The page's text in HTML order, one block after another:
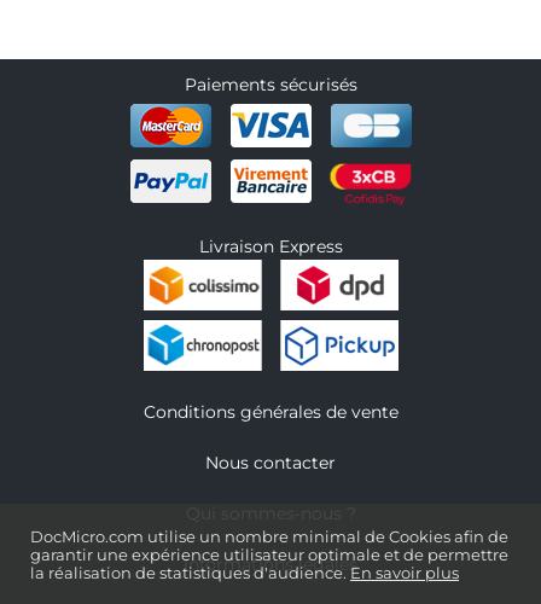
DocMicro.com utilise un nombre minimal de Cookies afin de
garantir une expérience utilisateur optimale et de permettre
la réalisation de statistiques d'audience. En savoir plus
Paiements sécurisés
Livraison Express
Conditions générales de vente
Nous contacter
Informations légales